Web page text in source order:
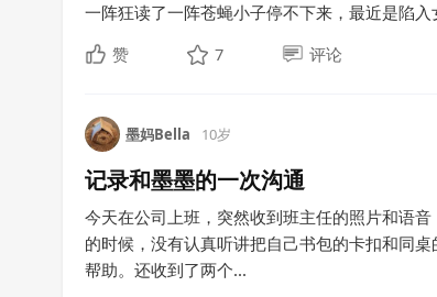
一阵狂读了一阵苍蝇小子停不下来，最近是陷
赞
7 评论
墨妈Bella 10岁
记录和墨墨的一次沟通
今天在公司上班，突然收到班主任的照片和语
的时候，没有认真听讲把自己书包的卡扣和同
帮助。还收到了两个...